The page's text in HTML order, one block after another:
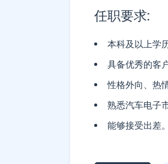
任职要求:
本科及以上学
具备优秀的客
性格外向、热
熟悉汽车电子
能够接受出差。